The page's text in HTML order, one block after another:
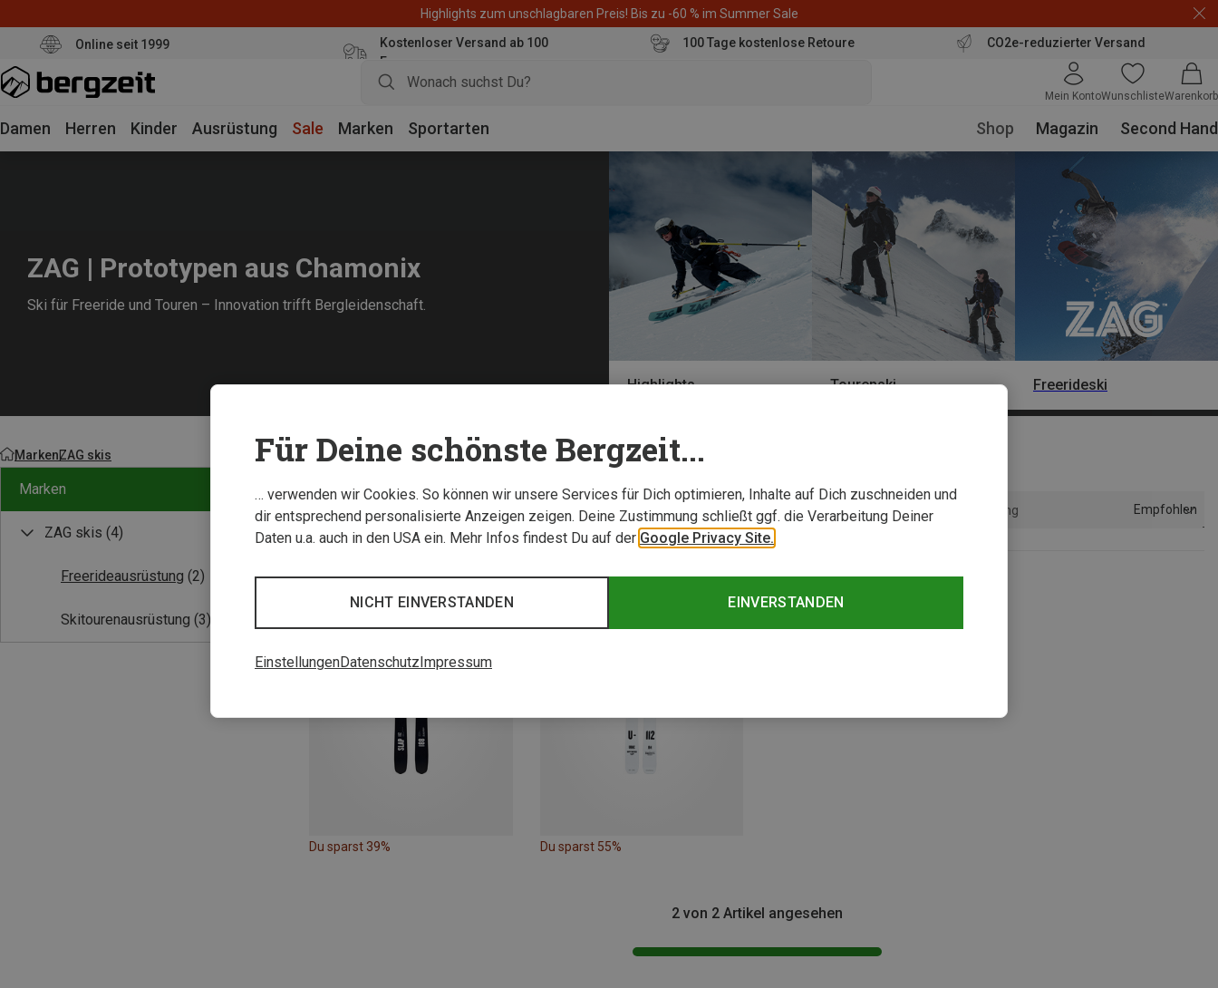
Highlights zum unschlagbaren Preis! Bis zu -60 % im Summer Sale
Online seit 1999
Kostenloser Versand ab 100
Euro
100 Tage kostenlose Retoure CO2e-reduzierter Versand
Mein KontoWunschlisteWarenkorb
Damen Herren Kinder Ausrüstung Sale Marken Sportarten Shop Magazin Second Hand
ZAG | Prototypen aus Chamonix
Ski für Freeride und Touren – Innovation trifft Bergleidenschaft.
Highlights Tourenski Freerideski
MarkenZAG skis
Marken
ZAG skis (4)
Freerideausrüstung (2)
Skitourenausrüstung (3)
Sortierung Empfohlen
Du sparst 39% Du sparst 55%
2 von 2 Artikel angesehen
Für Deine schönste Bergzeit...
… verwenden wir Cookies. So können wir unsere Services für Dich optimieren, Inhalte auf Dich zuschneiden und
dir entsprechend personalisierte Anzeigen zeigen. Deine Zustimmung schließt ggf. die Verarbeitung Deiner
Daten u.a. auch in den USA ein. Mehr Infos findest Du auf der Google Privacy Site.
EINVERSTANDEN
NICHT EINVERSTANDEN
EinstellungenDatenschutzImpressum